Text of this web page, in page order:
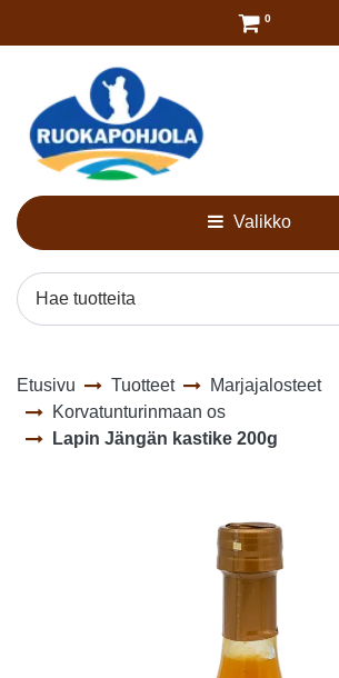
0
Valikko
Etusivu Tuotteet
Marjajalosteet
Korvatunturinmaan os
Lapin Jängän kastike 200g